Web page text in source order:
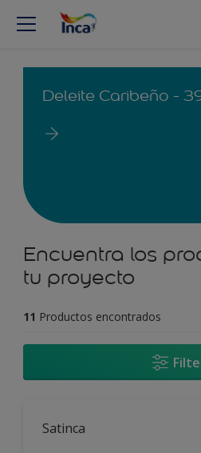
Deleite Caribeño -
Encuentra los
tu proyecto
11 Productos encontrados
Satinca